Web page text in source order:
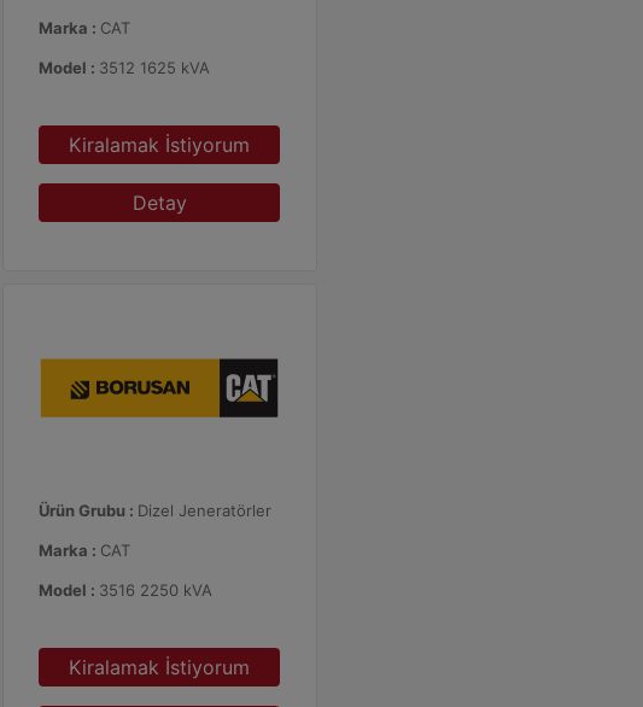
Marka : CAT
Model : 3512 1625 kVA
Kiralamak İstiyorum
Detay
Ürün Grubu : Dizel Jeneratörler
Marka : CAT
Model : 3516 2250 kVA
Kiralamak İstiyorum